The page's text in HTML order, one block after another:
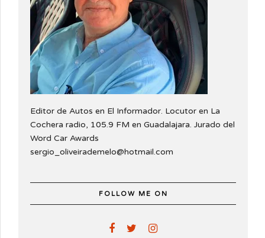
Editor de Autos en El Informador. Locutor en La
Cochera radio, 105.9 FM en Guadalajara. Jurado del
Word Car Awards
sergio_oliveirademelo@hotmail.com
FOLLOW ME ON